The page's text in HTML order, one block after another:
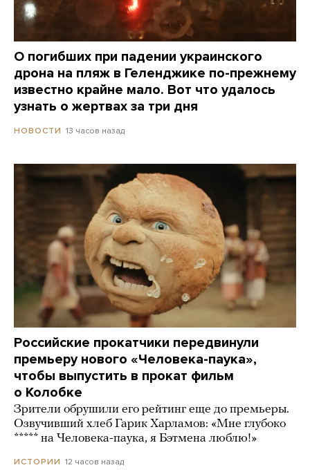
О погибших при падении украинского
дрона на пляж в Геленджике по-прежнему
известно крайне мало. Вот что удалось
узнать о жертвах за три дня
НОВОСТИ 13 часов назад
Российские прокатчики передвинули
премьеру нового «Человека-паука»,
чтобы выпустить в прокат фильм
о Колобке
Зрители обрушили его рейтинг еще до премьеры.
Озвучивший хлеб Гарик Харламов: «Мне глубоко
***** на Человека-паука, я Бэтмена люблю!»
ИСТОРИИ 12 часов назад